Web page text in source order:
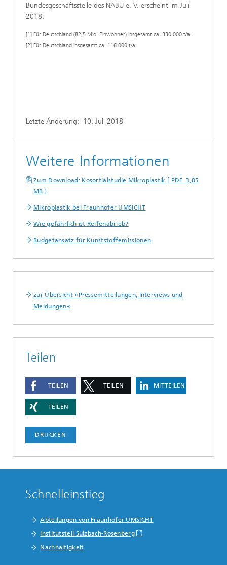
Bundesgeschäftsstelle des NABU e. V. erscheint im Juli
2018.
[1] Für Deutschland (82,5 Mio. Einwohner) insgesamt ca. 330 000 t/a.
[2] Für Deutschland insgesamt ca. 116 000 t/a.
Letzte Änderung: 10. Juli 2018
Weitere Informationen
Zum Download: Kosortialstudie Mikroplastik [ PDF 3,85
MB ]
Mikroplastik bei Fraunhofer UMSICHT
Wie gefährlich ist Reifenabrieb?
Budgetansatz für Kunststoffemissionen
zur Übersicht »Pressemitteilungen, Interviews und
Meldungen«
Teilen
TEILEN TEILEN MITTEILEN
TEILEN
DRUCKEN
Schnelleinstieg
Abteilungen von Fraunhofer UMSICHT
Institutsteil Sulzbach-Rosenberg
Nachhaltigkeit